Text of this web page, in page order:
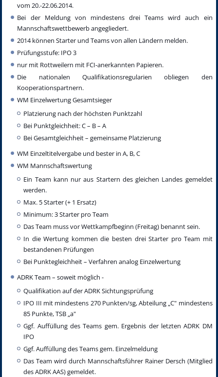
vom 20.-22.06.2014.
Bei der Meldung von mindestens drei Teams wird auch ein
Mannschaftswettbewerb angegliedert.
2014 können Starter und Teams von allen Ländern melden.
Prüfungsstufe: IPO 3
nur mit Rottweilern mit FCI-anerkannten Papieren.
Die nationalen Qualifikationsregularien obliegen den
Kooperationspartnern.
WM Einzelwertung Gesamtsieger
Platzierung nach der höchsten Punktzahl
Bei Punktgleichheit: C – B – A
Bei Gesamtgleichheit – gemeinsame Platzierung
WM Einzeltitelvergabe und bester in A, B, C
WM Mannschaftswertung
Ein Team kann nur aus Startern des gleichen Landes gemeldet
werden.
Max. 5 Starter (+ 1 Ersatz)
Minimum: 3 Starter pro Team
Das Team muss vor Wettkampfbeginn (Freitag) benannt sein.
In die Wertung kommen die besten drei Starter pro Team mit
bestandenen Prüfungen
Bei Punktegleichheit – Verfahren analog Einzelwertung
ADRK Team – soweit möglich -
Qualifikation auf der ADRK Sichtungsprüfung
IPO III mit mindestens 270 Punkten/sg, Abteilung „C" mindestens
85 Punkte, TSB „a"
Ggf. Auffüllung des Teams gem. Ergebnis der letzten ADRK DM
IPO
Ggf. Auffüllung des Teams gem. Einzelmeldung
Das Team wird durch Mannschaftsführer Rainer Dersch (Mitglied
des ADRK AAS) gemeldet.